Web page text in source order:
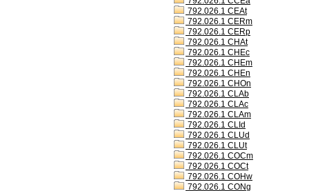
792.026.1 CEAt
792.026.1 CERm
792.026.1 CERp
792.026.1 CHAt
792.026.1 CHEc
792.026.1 CHEm
792.026.1 CHEn
792.026.1 CHOn
792.026.1 CLAb
792.026.1 CLAc
792.026.1 CLAm
792.026.1 CLId
792.026.1 CLUd
792.026.1 CLUt
792.026.1 COCm
792.026.1 COCt
792.026.1 COHw
792.026.1 CONg